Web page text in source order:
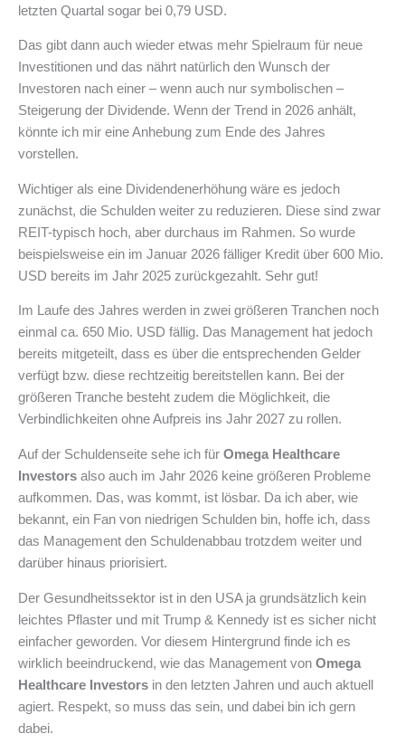
letzten Quartal sogar bei 0,79 USD.
Das gibt dann auch wieder etwas mehr Spielraum für neue
Investitionen und das nährt natürlich den Wunsch der
Investoren nach einer – wenn auch nur symbolischen –
Steigerung der Dividende. Wenn der Trend in 2026 anhält,
könnte ich mir eine Anhebung zum Ende des Jahres
vorstellen.
Wichtiger als eine Dividendenerhöhung wäre es jedoch
zunächst, die Schulden weiter zu reduzieren. Diese sind zwar
REIT-typisch hoch, aber durchaus im Rahmen. So wurde
beispielsweise ein im Januar 2026 fälliger Kredit über 600 Mio.
USD bereits im Jahr 2025 zurückgezahlt. Sehr gut!
Im Laufe des Jahres werden in zwei größeren Tranchen noch
einmal ca. 650 Mio. USD fällig. Das Management hat jedoch
bereits mitgeteilt, dass es über die entsprechenden Gelder
verfügt bzw. diese rechtzeitig bereitstellen kann. Bei der
größeren Tranche besteht zudem die Möglichkeit, die
Verbindlichkeiten ohne Aufpreis ins Jahr 2027 zu rollen.
Auf der Schuldenseite sehe ich für Omega Healthcare
Investors also auch im Jahr 2026 keine größeren Probleme
aufkommen. Das, was kommt, ist lösbar. Da ich aber, wie
bekannt, ein Fan von niedrigen Schulden bin, hoffe ich, dass
das Management den Schuldenabbau trotzdem weiter und
darüber hinaus priorisiert.
Der Gesundheitssektor ist in den USA ja grundsätzlich kein
leichtes Pflaster und mit Trump & Kennedy ist es sicher nicht
einfacher geworden. Vor diesem Hintergrund finde ich es
wirklich beeindruckend, wie das Management von Omega
Healthcare Investors in den letzten Jahren und auch aktuell
agiert. Respekt, so muss das sein, und dabei bin ich gern
dabei.